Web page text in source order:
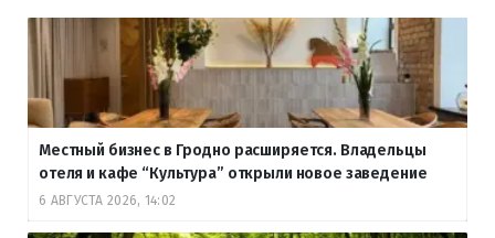
Местный бизнес в Гродно расширяется. Владельцы
отеля и кафе “Культура” открыли новое заведение
6 АВГУСТА 2026, 14:02